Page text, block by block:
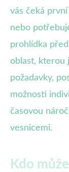
vás čeká
nebo
prohlídka
oblast, kterou
požadavky,
možnosti
časovou
vesnicemi.
Kdo